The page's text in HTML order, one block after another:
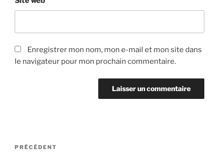
Enregistrer mon nom, mon e-mail et mon site dans
le navigateur pour mon prochain commentaire.
Navigation
Article
PRÉCÉDENT